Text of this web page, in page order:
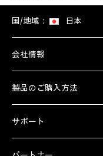
国/地域： 日本
会社情報
製品のご購入方法
サポート